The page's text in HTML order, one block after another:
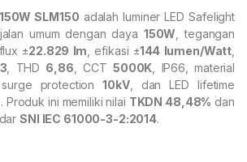
SLM150 adalah luminer LED Safelight
umum dengan daya 150W , tegangan
±22.829 lm , efikasi ±144 lumen/Watt
, THD 6,86 , CCT5000K , IP66, material
surge protection10kV, dan LED lifetime
. Produk ini memiliki nilai TKDN 48,48% dan
SNI IEC 61000-3-2:2014.